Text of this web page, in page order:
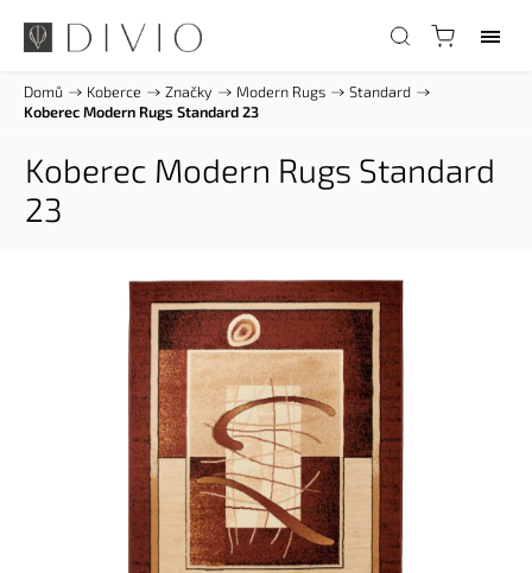
Domů / Koberce / Značky / Modern Rugs / Standard /
Koberec Modern Rugs Standard 23
Koberec Modern Rugs Standard
23